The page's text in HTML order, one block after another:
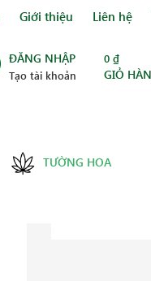
Giới thiệu Liên hệ
ĐĂNG NHẬP
Tạo tài khoản
0 ₫
GIỎ
TƯỜNG HOA